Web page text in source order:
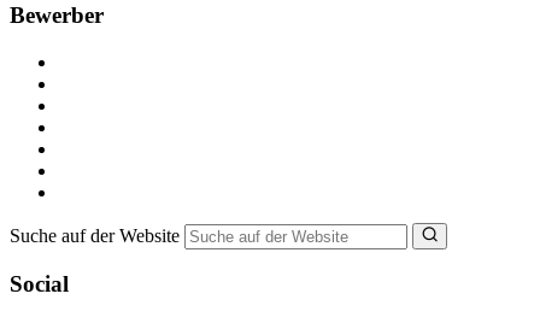
Bewerber
Suche auf der Website
Social